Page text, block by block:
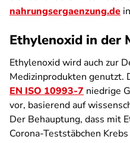
nahrungsergaenzung.de
Ethylenoxid in der
Ethylenoxid wird auch zur
Medizinprodukten genutzt.
EN ISO 10993-7 niedrige
vor, basierend auf
Der Behauptung, dass mit
Corona-Teststäbchen